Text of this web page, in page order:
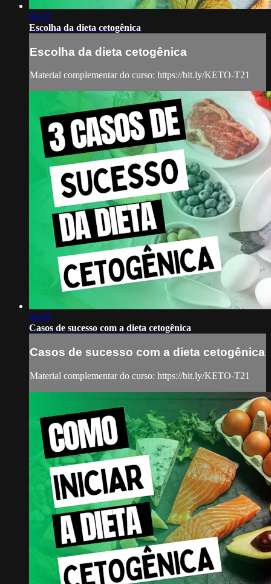
06:37
Escolha da dieta cetogênica
Escolha da dieta cetogênica
Material complementar do curso: https://bit.ly/KETO-T21
04:09
Casos de sucesso com a dieta cetogênica
Casos de sucesso com a dieta cetogênica
Material complementar do curso: https://bit.ly/KETO-T21